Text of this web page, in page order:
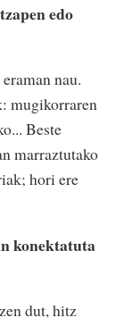
edo
nau.
mugikorraren
Beste
marraztutako
hori ere
konektatuta
dut, hitz